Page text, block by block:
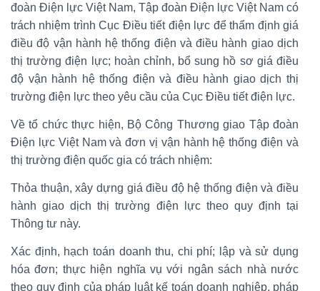
đoàn Điện lực Việt Nam, Tập đoàn Điện lực Việt Nam có
trách nhiệm trình Cục Điều tiết điện lực để thẩm định giá
điều độ vận hành hệ thống điện và điều hành giao dịch
thị trường điện lực; hoàn chỉnh, bổ sung hồ sơ giá điều
độ vận hành hệ thống điện và điều hành giao dịch thị
trường điện lực theo yêu cầu của Cục Điều tiết điện lực.
Về tổ chức thực hiện, Bộ Công Thương giao Tập đoàn
Điện lực Việt Nam và đơn vị vận hành hệ thống điện và
thị trường điện quốc gia có trách nhiệm:
Thỏa thuận, xây dựng giá điều độ hệ thống điện và điều
hành giao dịch thị trường điện lực theo quy định tại
Thông tư này.
Xác định, hạch toán doanh thu, chi phí; lập và sử dụng
hóa đơn; thực hiện nghĩa vụ với ngân sách nhà nước
theo quy định của pháp luật kế toán doanh nghiệp, pháp